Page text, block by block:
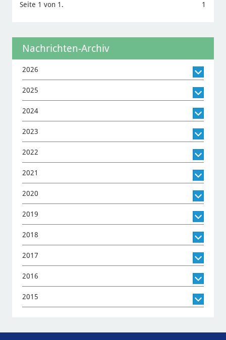
Seite 1 von 1. 1
Nachrichten-Archiv
2026
2025
2024
2023
2022
2021
2020
2019
2018
2017
2016
2015